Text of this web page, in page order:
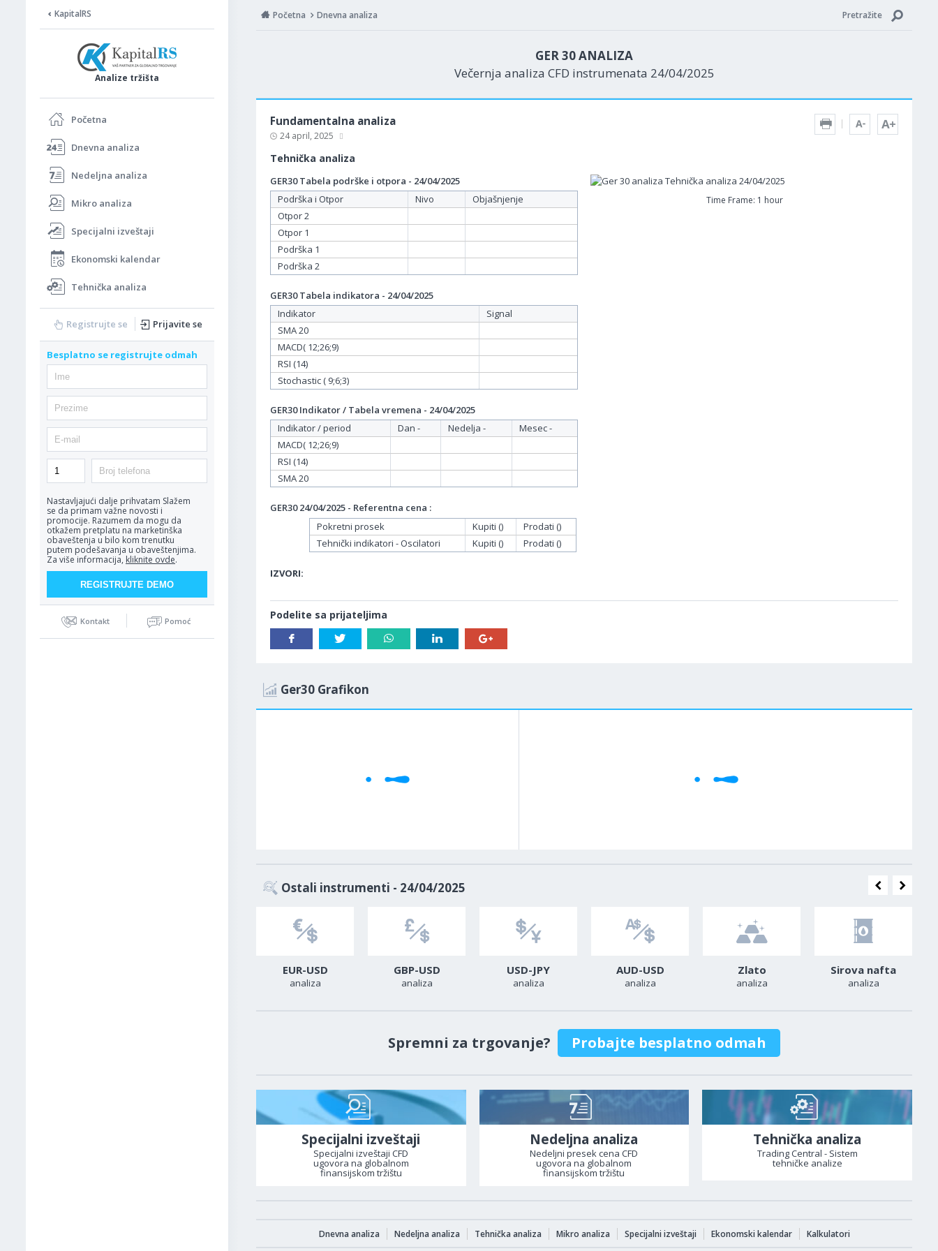
KapitalRS
Analize tržišta
Početna
Dnevna analiza
Nedeljna analiza
Mikro analiza
Specijalni izveštaji
Ekonomski kalendar
Tehnička analiza
Registrujte se Prijavite se
Besplatno se registrujte odmah
Nastavljajući dalje prihvatam Slažem
se da primam važne novosti i
promocije. Razumem da mogu da
otkažem pretplatu na marketinška
obaveštenja u bilo kom trenutku
putem podešavanja u obaveštenjima.
Za više informacija, kliknite ovde.
Kontakt Pomoć
Početna Dnevna analiza Pretražite
GER 30 ANALIZA
Večernja analiza CFD instrumenata 24/04/2025
Fundamentalna analiza
24 april, 2025
Tehnička analiza
Time Frame: 1 hour
GER30 Tabela podrške i otpora - 24/04/2025
Podrška i Otpor
Nivo
Objašnjenje
Otpor 2
Otpor 1
Podrška 1
Podrška 2
GER30 Tabela indikatora - 24/04/2025
Indikator
Signal
SMA 20
MACD( 12;26;9)
RSI (14)
Stochastic ( 9;6;3)
GER30 Indikator / Tabela vremena - 24/04/2025
Indikator / period
Dan - Nedelja -
Mesec -
MACD( 12;26;9)
RSI (14)
SMA 20
GER30 24/04/2025 - Referentna cena :
Pokretni prosek
Kupiti ()
Prodati ()
Tehnički indikatori - Oscilatori
Kupiti () Prodati ()
IZVORI:
Podelite sa prijateljima
Ger30 Grafikon
Ostali instrumenti - 24/04/2025
EUR-USD
analiza
GBP-USD
analiza
USD-JPY
analiza
AUD-USD
analiza
Zlato
analiza
Sirova nafta
analiza
Spremni za trgovanje? Probajte besplatno odmah
Specijalni izveštaji
Specijalni izveštaji CFD
ugovora na globalnom
finansijskom tržištu
Nedeljna analiza
Nedeljni presek cena CFD
ugovora na globalnom
finansijskom tržištu
Tehnička analiza
Trading Central - Sistem
tehničke analize
Dnevna analiza Nedeljna analiza Tehnička analiza Mikro analiza Specijalni izveštaji Ekonomski kalendar Kalkulatori